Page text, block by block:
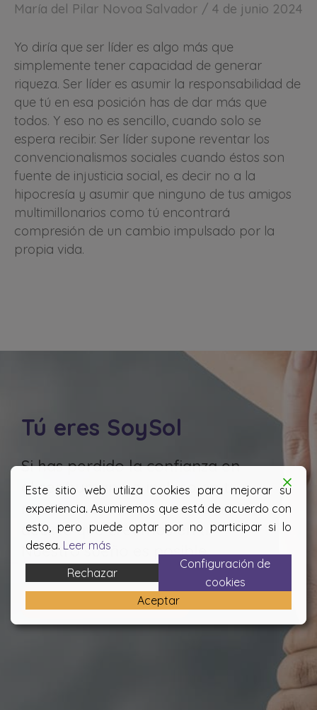
María del Pilar Novoa Salvador 4 de junio 2024
Yo diría que ser líder es algo más que
simplemente tener capacidad de generar
riqueza. Ser líder es asumir la responsabilidad de
que tú en esa posición has de dar más que
todos. Y eso no es sencillo, cuando solo se
espera recibir. Ser líder supone reventar los
convencionalismos sociales cuando éstos son
fuente de injusticia social, es decir no a la
hipocresía y asumir que ninguno de tus amigos
multimillonarios como tú encontrará
compresión de un cambio impulsado por la
propia vida.
Tú eres SoySol
Si has perdido la confianza en
el ser humano o incluso en ti
mismo, nosotros venimos a
decirte que creemos en ti.
Nuestro sueño es posible.
¿HABLAMOS?
Este sitio web utiliza cookies para mejorar su
experiencia. Asumiremos que está de acuerdo con
esto, pero puede optar por no participar si lo
desea. Leer más
Rechazar
Configuración de
cookies
Aceptar